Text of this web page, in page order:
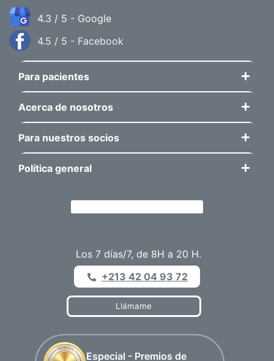
4.3 / 5 - Google
4.5 / 5 - Facebook
Para pacientes
Acerca de nosotros
Para nuestros socios
Política general
Los 7 días/7, de 8H a 20 H.
+213 42 04 93 72
Llámame
Especial - Premios de